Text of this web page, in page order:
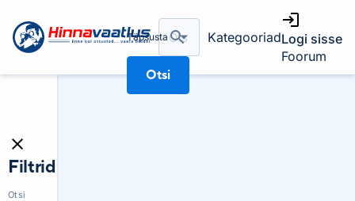
Täpsusta
Otsi
KategooriadLogi sisse
Foorum
Filtrid
Otsi